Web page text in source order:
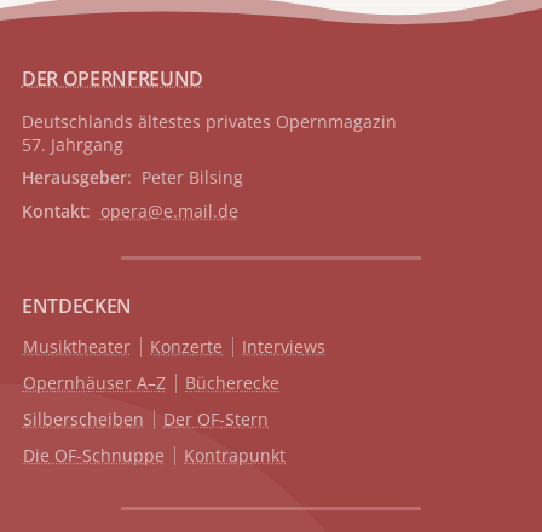
DER OPERNFREUND
Deutschlands ältestes privates Opernmagazin
57. Jahrgang
Herausgeber: Peter Bilsing
Kontakt: opera@e.mail.de
ENTDECKEN
Musiktheater Konzerte
Interviews
Opernhäuser A–Z
Bücherecke
Silberscheiben
Der OF-Stern
Die OF-Schnuppe
Kontrapunkt